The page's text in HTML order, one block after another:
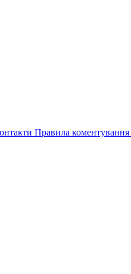
Правила коментування